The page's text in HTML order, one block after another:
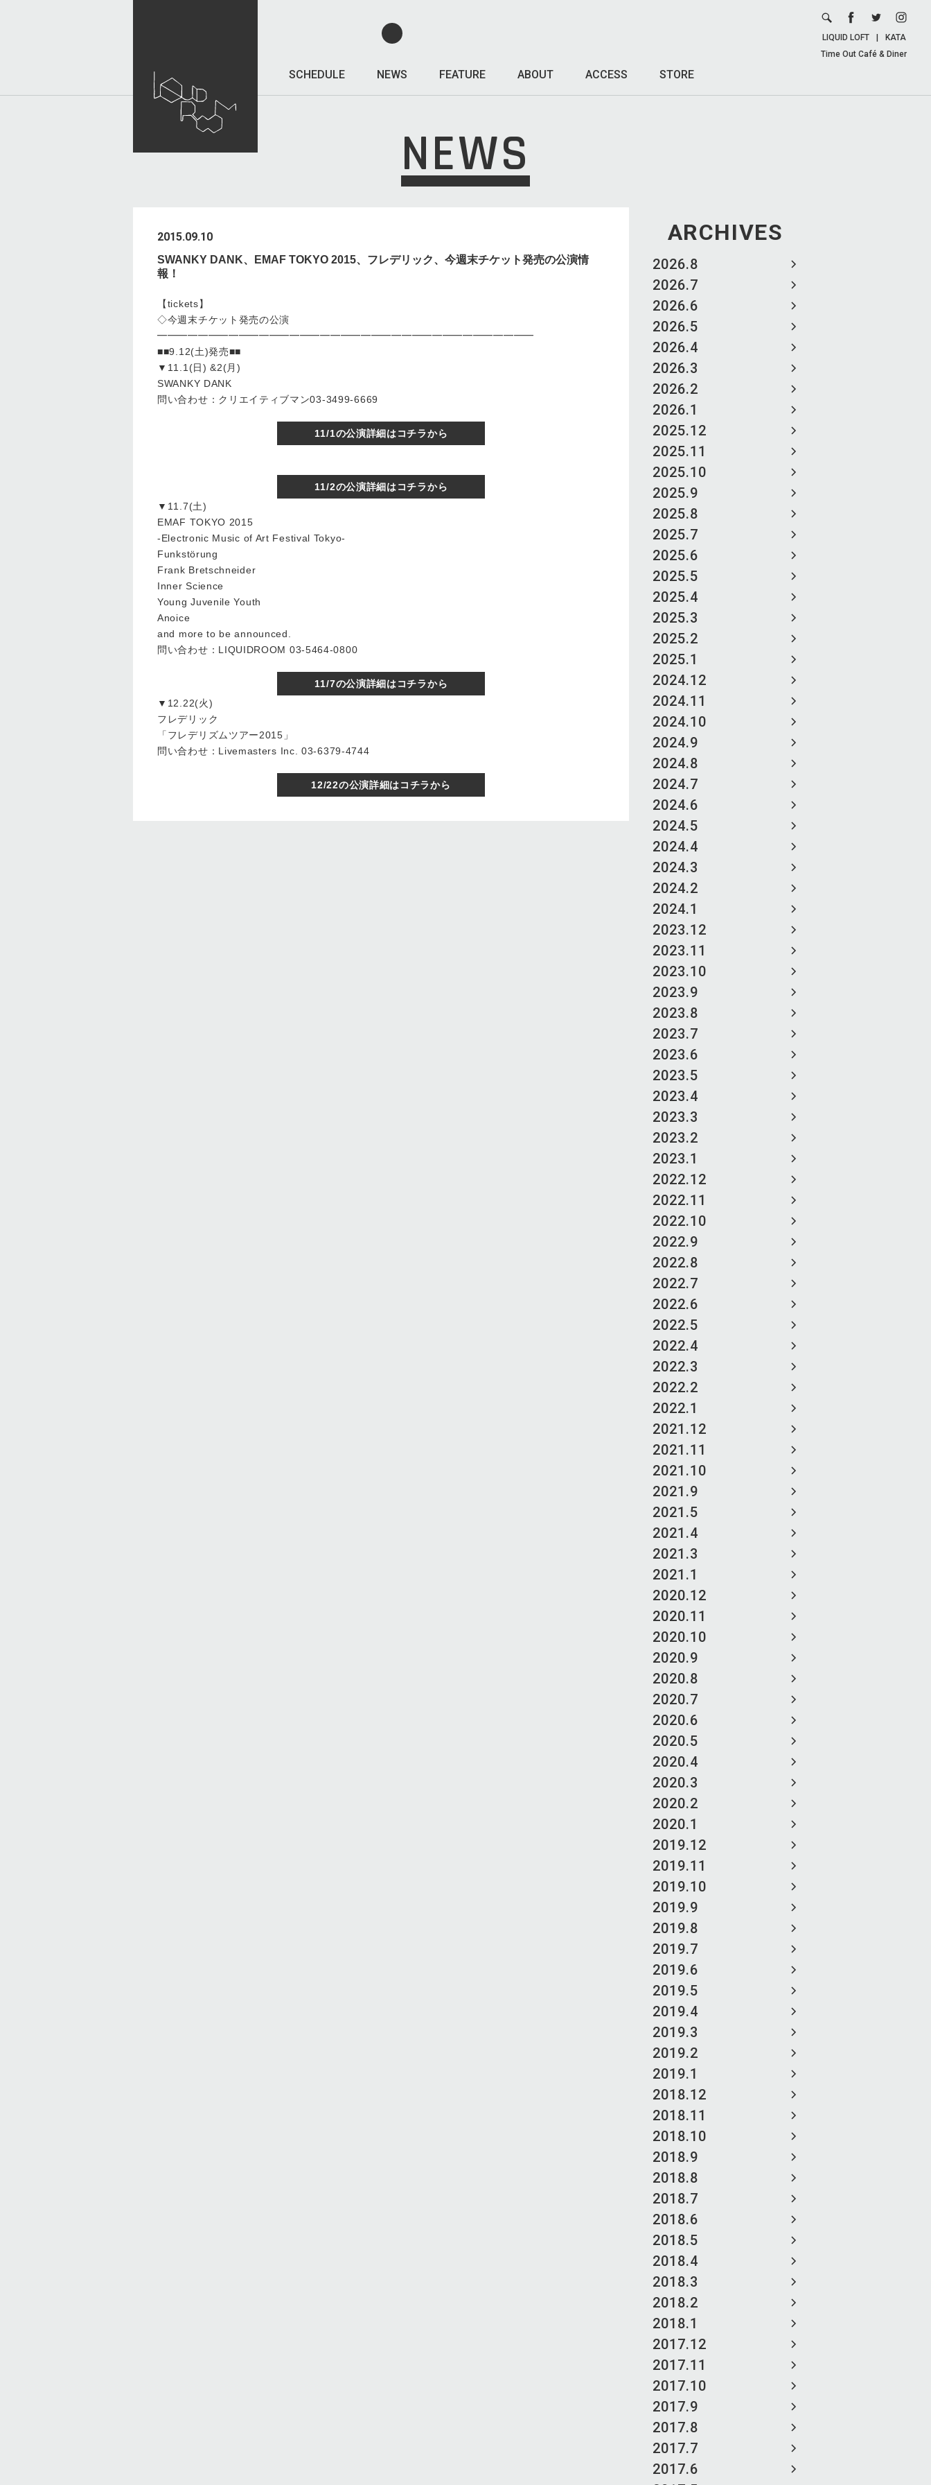
SCHEDULE NEWS FEATURE ABOUT ACCESS STORE
LIQUID LOFT
KATA
Time Out Café & Diner
NEWS
ARCHIVES
2026.8
2026.7
2026.6
2026.5
2026.4
2026.3
2026.2
2026.1
2025.12
2025.11
2025.10
2025.9
2025.8
2025.7
2025.6
2025.5
2025.4
2025.3
2025.2
2025.1
2024.12
2024.11
2024.10
2024.9
2024.8
2024.7
2024.6
2024.5
2024.4
2024.3
2024.2
2024.1
2023.12
2023.11
2023.10
2023.9
2023.8
2023.7
2023.6
2023.5
2023.4
2023.3
2023.2
2023.1
2022.12
2022.11
2022.10
2022.9
2022.8
2022.7
2022.6
2022.5
2022.4
2022.3
2022.2
2022.1
2021.12
2021.11
2021.10
2021.9
2021.5
2021.4
2021.3
2021.1
2020.12
2020.11
2020.10
2020.9
2020.8
2020.7
2020.6
2020.5
2020.4
2020.3
2020.2
2020.1
2019.12
2019.11
2019.10
2019.9
2019.8
2019.7
2019.6
2019.5
2019.4
2019.3
2019.2
2019.1
2018.12
2018.11
2018.10
2018.9
2018.8
2018.7
2018.6
2018.5
2018.4
2018.3
2018.2
2018.1
2017.12
2017.11
2017.10
2017.9
2017.8
2017.7
2017.6
2015.09.10
SWANKY DANK、EMAF TOKYO 2015、フレデリック、今週末チケット発売の公演情
報！
【tickets】
◇今週末チケット発売の公演
━━━━━━━━━━━━━━━━━━━━━━━━━━━━━━━━━━━━━
■■9.12(土)発売■■
▼11.1(日) &2(月)
SWANKY DANK
問い合わせ：クリエイティブマン03-3499-6669
11/1の公演詳細はコチラから
11/2の公演詳細はコチラから
▼11.7(土)
EMAF TOKYO 2015
-Electronic Music of Art Festival Tokyo-
Funkstörung
Frank Bretschneider
Inner Science
Young Juvenile Youth
Anoice
and more to be announced.
問い合わせ：LIQUIDROOM 03-5464-0800
11/7の公演詳細はコチラから
▼12.22(火)
フレデリック
「フレデリズムツアー2015」
問い合わせ：Livemasters Inc. 03-6379-4744
12/22の公演詳細はコチラから